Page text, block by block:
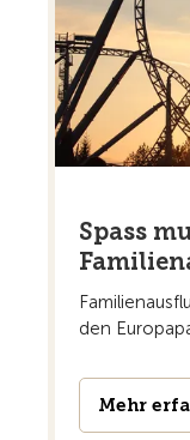
Spass
den
Mehr